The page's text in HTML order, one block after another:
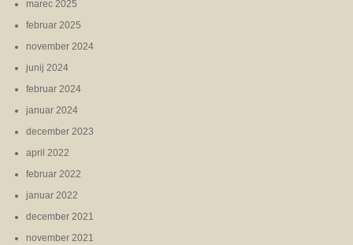
marec 2025
februar 2025
november 2024
junij 2024
februar 2024
januar 2024
december 2023
april 2022
februar 2022
januar 2022
december 2021
november 2021